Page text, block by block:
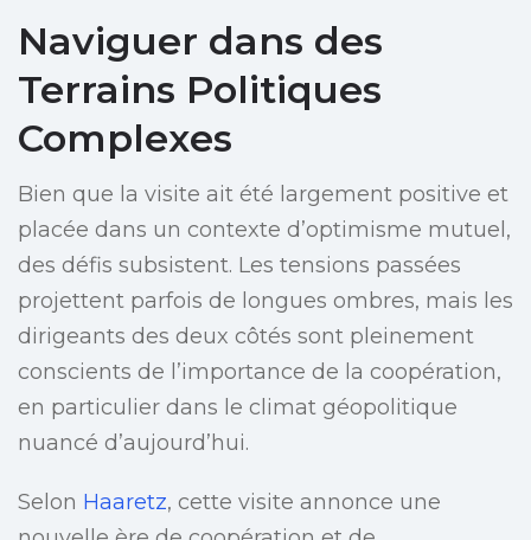
Naviguer dans des
Terrains Politiques
Complexes
Bien que la visite ait été largement positive et
placée dans un contexte d’optimisme mutuel,
des défis subsistent. Les tensions passées
projettent parfois de longues ombres, mais les
dirigeants des deux côtés sont pleinement
conscients de l’importance de la coopération,
en particulier dans le climat géopolitique
nuancé d’aujourd’hui.
Selon Haaretz, cette visite annonce une